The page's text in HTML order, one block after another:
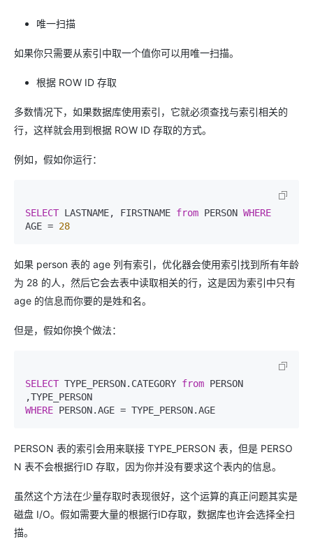
唯一扫描
如果你只需要从索引中取一个值你可以用唯一扫描。
根据 ROW ID 存取
多数情况下，如果数据库使用索引，它就必须查找与索引相关的
行，这样就会用到根据 ROW ID 存取的方式。
例如，假如你运行：
SELECT LASTNAME, FIRSTNAME from PERSON WHERE
AGE = 28
如果 person 表的 age 列有索引，优化器会使用索引找到所有年龄
为 28 的人，然后它会去表中读取相关的行，这是因为索引中只有
age 的信息而你要的是姓和名。
但是，假如你换个做法：
SELECT TYPE_PERSON.CATEGORY from PERSON
WHERE PERSON.AGE =
PERSON 表的索引会用来联接 TYPE_PERSON 表，但是 PERSO
N 表不会根据行ID 存取，因为你并没有要求这个表内的信息。
虽然这个方法在少量存取时表现很好，这个运算的真正问题其实是
磁盘 I/O。假如需要大量的根据行ID存取，数据库也许会选择全扫
描。